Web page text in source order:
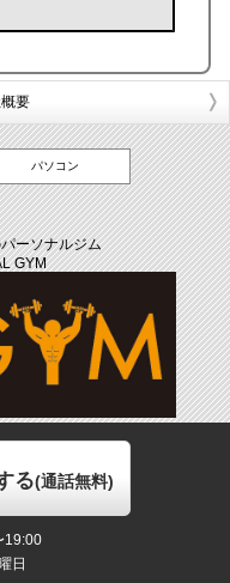
要
パソコン
ーソナルジム
GYM
る(通話無料)
19:00
日